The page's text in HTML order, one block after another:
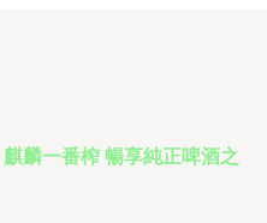
麒麟一番榨 暢享純正啤酒之